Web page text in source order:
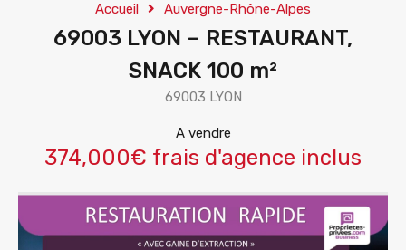
Accueil Auvergne-Rhône-Alpes
69003 LYON – RESTAURANT,
SNACK 100 m²
69003 LYON
A vendre
374,000€ frais d'agence inclus